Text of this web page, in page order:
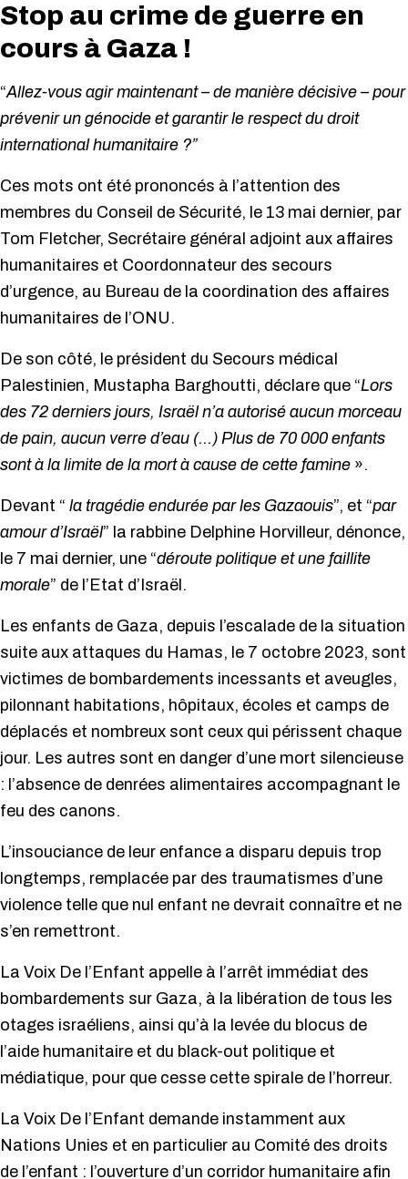
Stop au crime de guerre en
cours à Gaza !
“Allez-vous agir maintenant – de manière décisive – pour
prévenir un génocide et garantir le respect du droit
international humanitaire ?”
Ces mots ont été prononcés à l’attention des
membres du Conseil de Sécurité, le 13 mai dernier, par
Tom Fletcher, Secrétaire général adjoint aux affaires
humanitaires et Coordonnateur des secours
d’urgence, au Bureau de la coordination des affaires
humanitaires de l’ONU.
De son côté, le président du Secours médical
Palestinien, Mustapha Barghoutti, déclare que “Lors
des 72 derniers jours, Israël n’a autorisé aucun morceau
de pain, aucun verre d’eau (…) Plus de 70 000 enfants
sont à la limite de la mort à cause de cette famine ».
Devant “ la tragédie endurée par les Gazaouis”, et “par
amour d’Israël” la rabbine Delphine Horvilleur, dénonce,
le 7 mai dernier, une “déroute politique et une faillite
morale” de l’Etat d’Israël.
Les enfants de Gaza, depuis l’escalade de la situation
suite aux attaques du Hamas, le 7 octobre 2023, sont
victimes de bombardements incessants et aveugles,
pilonnant habitations, hôpitaux, écoles et camps de
déplacés et nombreux sont ceux qui périssent chaque
jour. Les autres sont en danger d’une mort silencieuse
: l’absence de denrées alimentaires accompagnant le
feu des canons.
L’insouciance de leur enfance a disparu depuis trop
longtemps, remplacée par des traumatismes d’une
violence telle que nul enfant ne devrait connaître et ne
s’en remettront.
La Voix De l’Enfant appelle à l’arrêt immédiat des
bombardements sur Gaza, à la libération de tous les
otages israéliens, ainsi qu’à la levée du blocus de
l’aide humanitaire et du black-out politique et
médiatique, pour que cesse cette spirale de l’horreur.
La Voix De l’Enfant demande instamment aux
Nations Unies et en particulier au Comité des droits
de l’enfant : l’ouverture d’un corridor humanitaire afin